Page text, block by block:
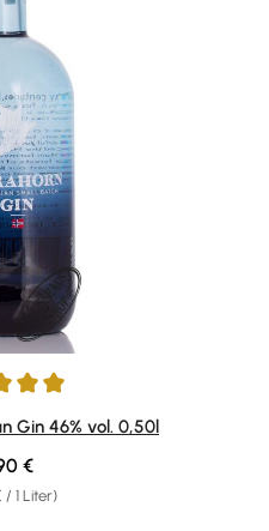
5 von 5 Sternen
Gin 46% vol. 0,50l
1 Liter)
Preis:
€